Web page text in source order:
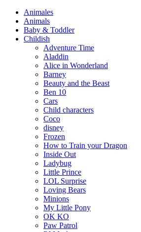
Animales
Animals
Baby & Toddler
Childish
Adventure Time
Aladdin
Alice in Wonderland
Barney
Beauty and the Beast
Ben 10
Cars
Child characters
Coco
disney
Frozen
How to Train your Dragon
Inside Out
Ladybug
Little Prince
LOL Surprise
Loving Bears
Minions
My Little Pony
OK KO
Paw Patrol